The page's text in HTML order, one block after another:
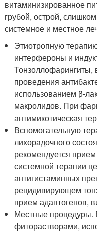
витаминизированное
грубой, острой,
системное и местное
Этиотропную
интерфероны и
проведения
использованием β-
макролидов. При
антимикотическая
Вспомогательную
лихорадочного
рекомендуется
системной терапии
антигистаминных
рецидивирующем
прием адаптогенов,
Местные процедуры.
фиторастворами,